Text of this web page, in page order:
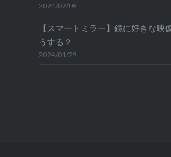
2024/02/09
【スマートミラー】鏡に好きな映
うする？
2024/01/29